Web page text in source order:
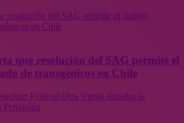
resolución del SAG permite el cultivo
en Chile
que resolución del SAG permite el
de transgénicos en Chile
Festival Otra Vuelta impulsa la
Peñalolén